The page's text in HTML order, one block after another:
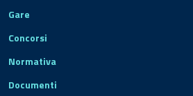
Gare
Concorsi
Normativa
Documenti